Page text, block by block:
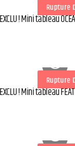
Rupture
EXCLU ! Mini tableau
Rupture
EXCLU ! Mini tableau